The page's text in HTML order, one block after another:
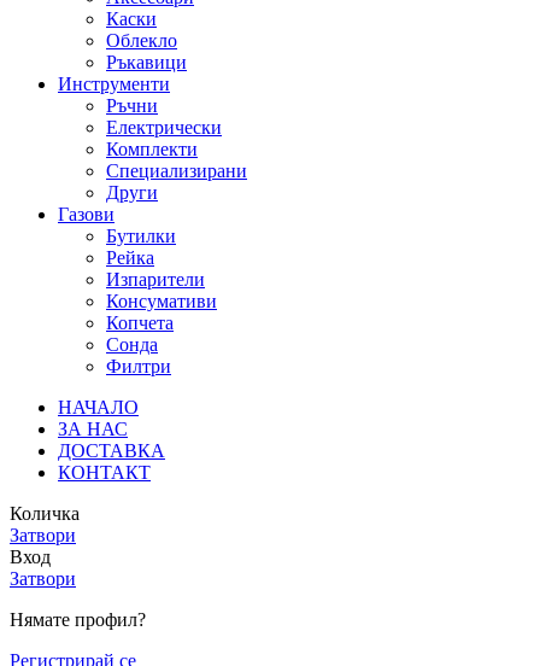
Каски
Облекло
Ръкавици
Инструменти
Ръчни
Електрически
Комплекти
Специализирани
Други
Газови
Бутилки
Рейка
Изпарители
Консумативи
Копчета
Сонда
Филтри
НАЧАЛО
ЗА НАС
ДОСТАВКА
КОНТАКТ
Количка
Затвори
Вход
Затвори
Нямате профил?
Регистрирай се